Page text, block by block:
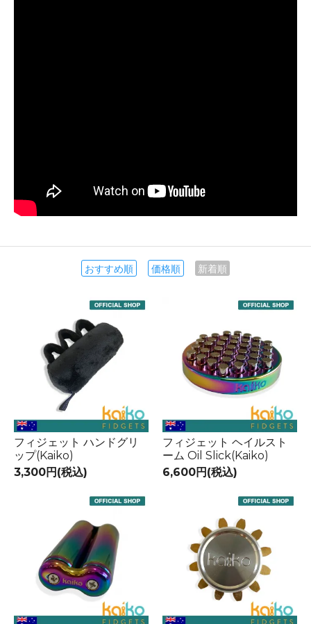
おすすめ順 価格順 新着順
フィジェット ハンドグリ
ップ(Kaiko)
3,300円(税込)
フィジェット ヘイルスト
ーム Oil Slick(Kaiko)
6,600円(税込)